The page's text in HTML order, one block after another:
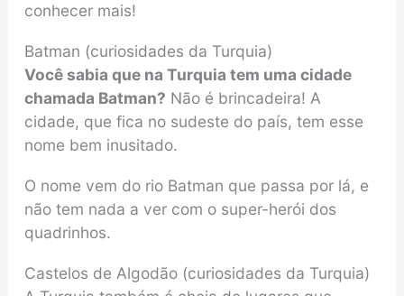
conhecer mais!
Batman (curiosidades da Turquia)
Você sabia que na Turquia tem uma cidade
chamada Batman? Não é brincadeira! A
cidade, que fica no sudeste do país, tem esse
nome bem inusitado.
O nome vem do rio Batman que passa por lá, e
não tem nada a ver com o super-herói dos
quadrinhos.
Castelos de Algodão (curiosidades da Turquia)